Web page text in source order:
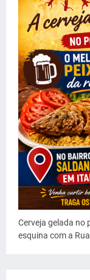
Cerveja gelada no
esquina com a